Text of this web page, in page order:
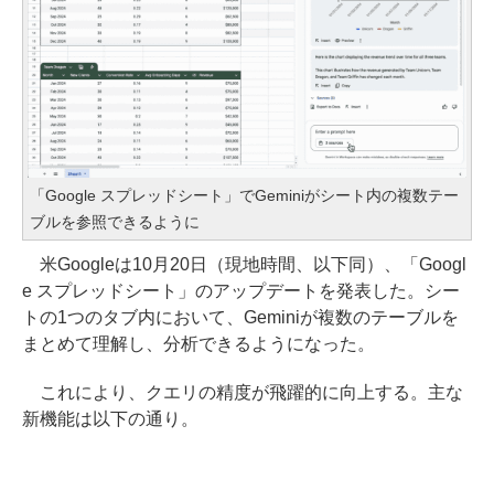
「Google スプレッドシート」でGeminiがシート内の複数テー
ブルを参照できるように
米Googleは10月20日（現地時間、以下同）、「Googl
e スプレッドシート」のアップデートを発表した。シー
トの1つのタブ内において、Geminiが複数のテーブルを
まとめて理解し、分析できるようになった。
これにより、クエリの精度が飛躍的に向上する。主な
新機能は以下の通り。